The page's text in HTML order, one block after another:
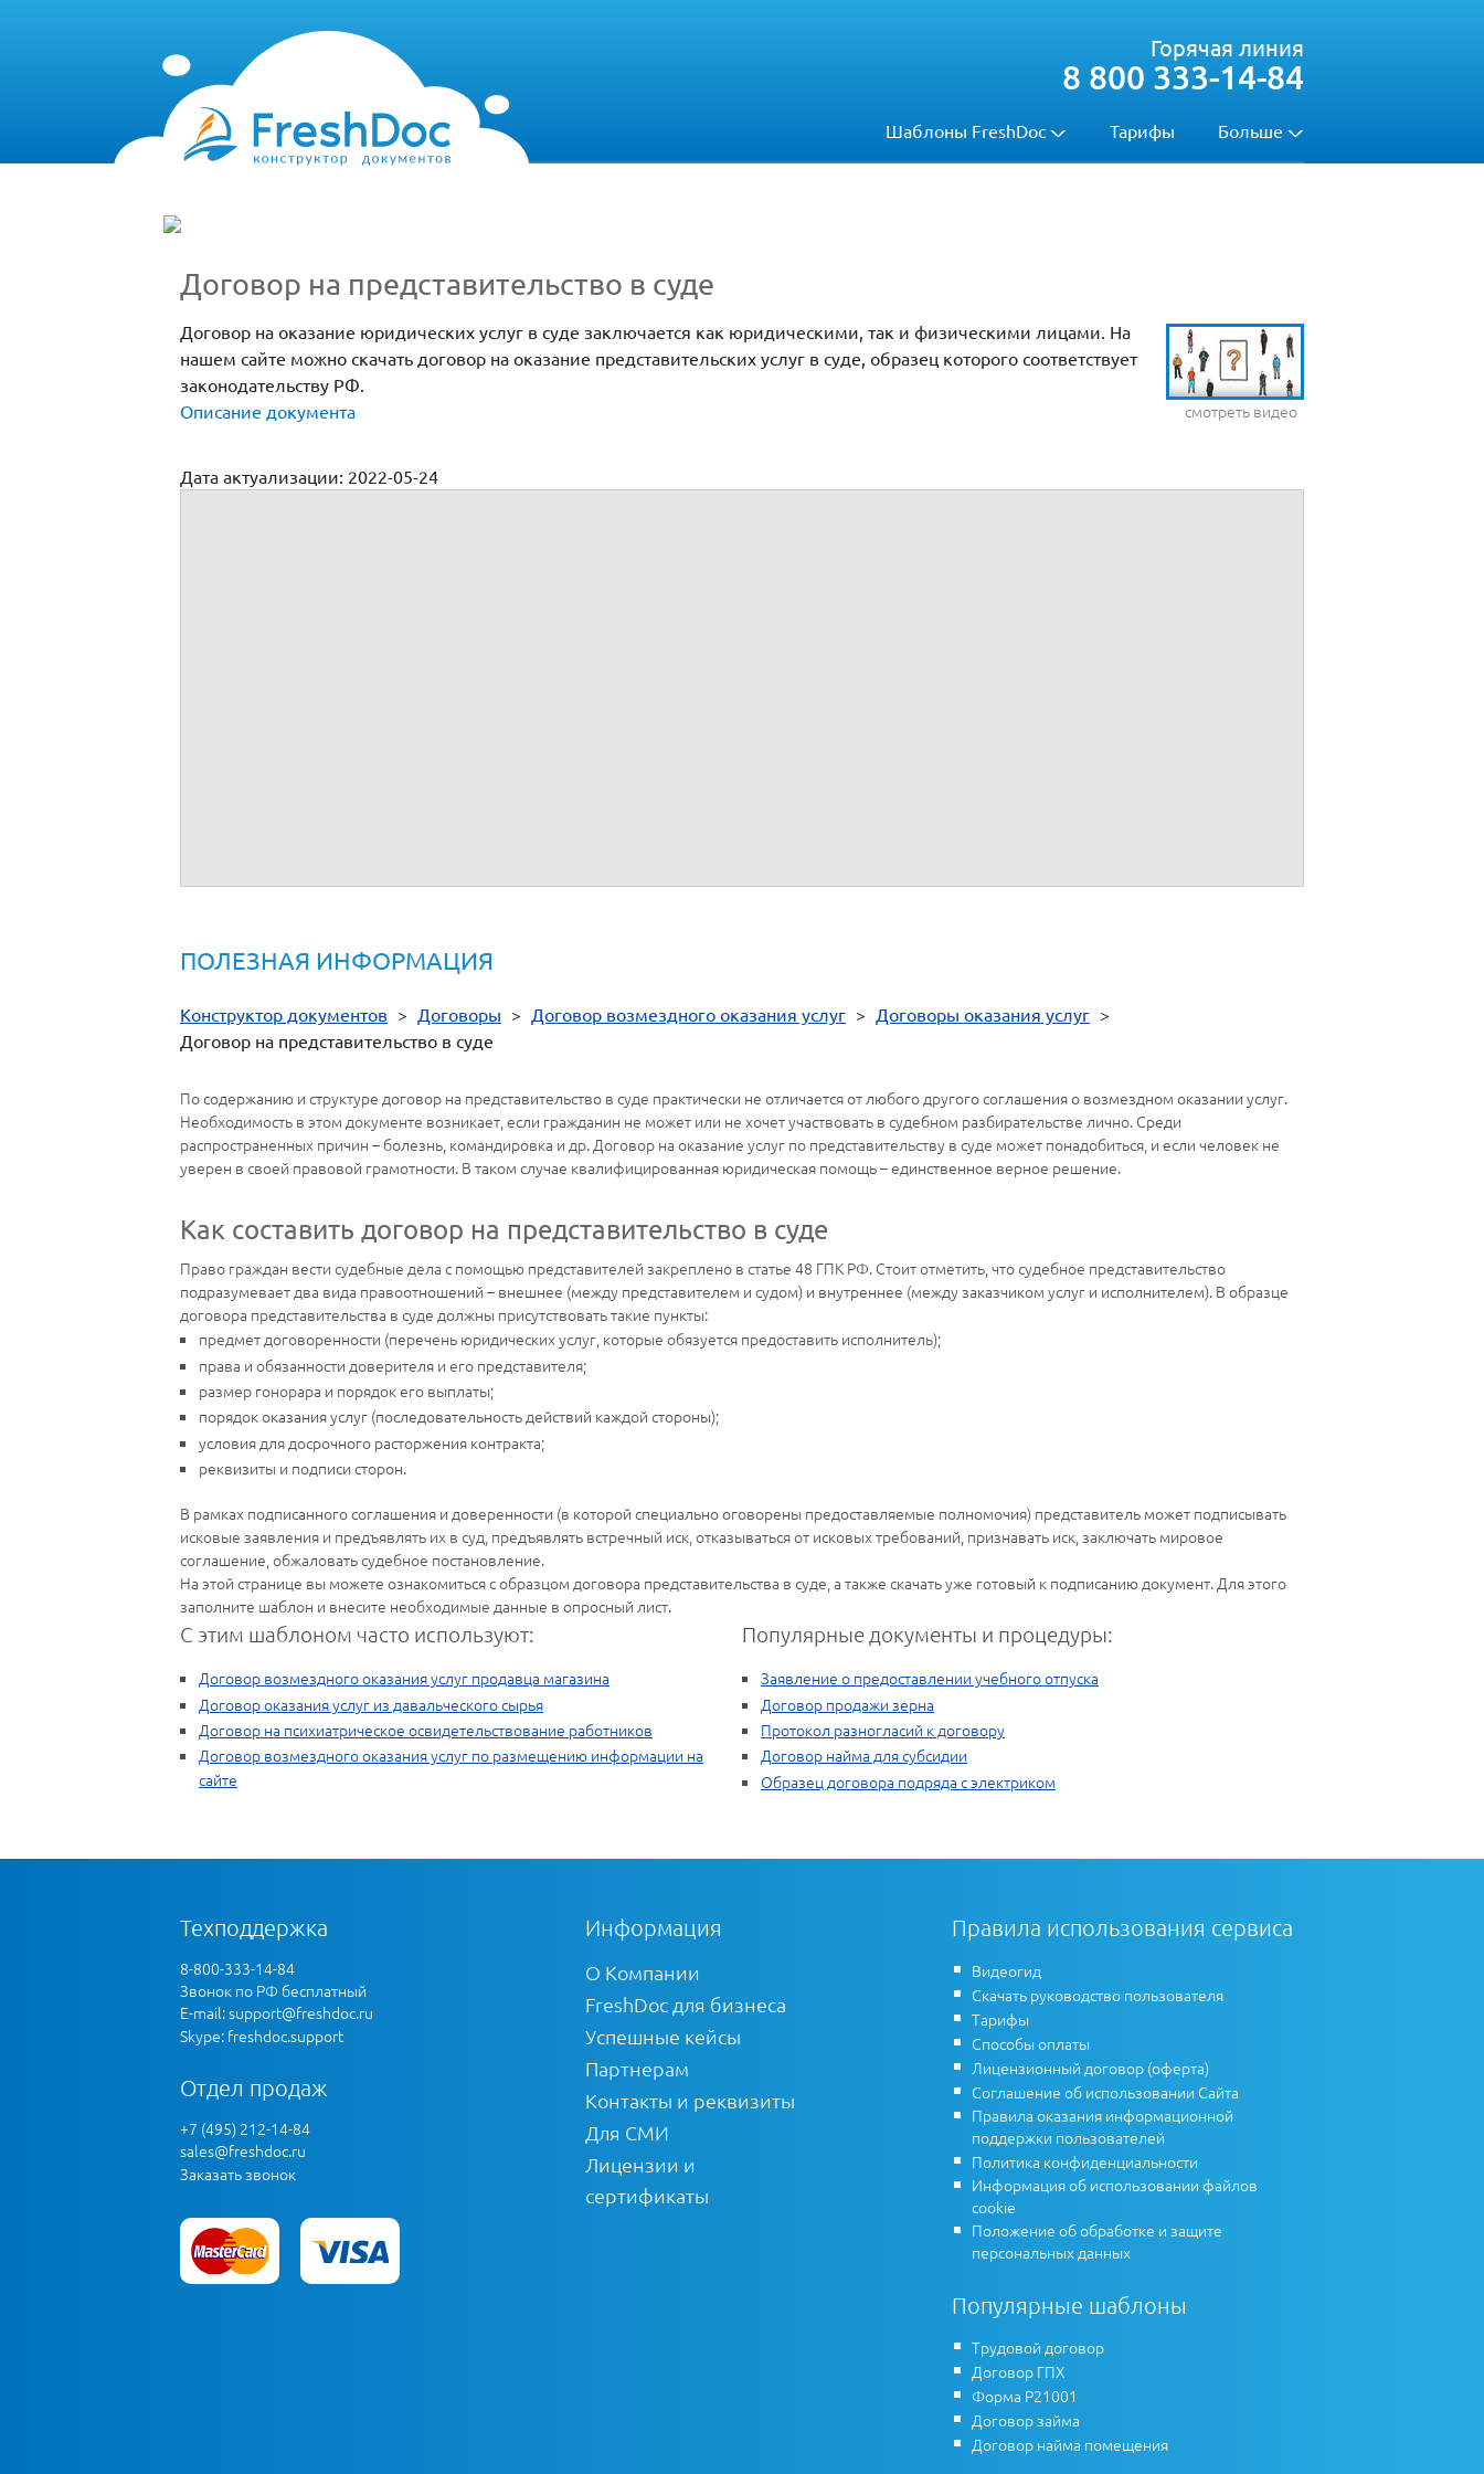
Шаблоны FreshDoc Тарифы Больше
Горячая линия
8 800 333-14-84
Договор на представительство в суде
смотреть видео
Договор на оказание юридических услуг в суде заключается как юридическими, так и физическими лицами. На
нашем сайте можно скачать договор на оказание представительских услуг в суде, образец которого соответствует
законодательству РФ.
Описание документа
Дата актуализации: 2022-05-24
ПОЛЕЗНАЯ ИНФОРМАЦИЯ
Конструктор документов > Договоры > Договор возмездного оказания услуг > Договоры оказания услуг >
Договор на представительство в суде
По содержанию и структуре договор на представительство в суде практически не отличается от любого другого соглашения о возмездном оказании услуг.
Необходимость в этом документе возникает, если гражданин не может или не хочет участвовать в судебном разбирательстве лично. Среди
распространенных причин – болезнь, командировка и др. Договор на оказание услуг по представительству в суде может понадобиться, и если человек не
уверен в своей правовой грамотности. В таком случае квалифицированная юридическая помощь – единственное верное решение.
Как составить договор на представительство в суде
Право граждан вести судебные дела с помощью представителей закреплено в статье 48 ГПК РФ. Стоит отметить, что судебное представительство
подразумевает два вида правоотношений – внешнее (между представителем и судом) и внутреннее (между заказчиком услуг и исполнителем). В образце
договора представительства в суде должны присутствовать такие пункты:
предмет договоренности (перечень юридических услуг, которые обязуется предоставить исполнитель);
права и обязанности доверителя и его представителя;
размер гонорара и порядок его выплаты;
порядок оказания услуг (последовательность действий каждой стороны);
условия для досрочного расторжения контракта;
реквизиты и подписи сторон.
В рамках подписанного соглашения и доверенности (в которой специально оговорены предоставляемые полномочия) представитель может подписывать
исковые заявления и предъявлять их в суд, предъявлять встречный иск, отказываться от исковых требований, признавать иск, заключать мировое
соглашение, обжаловать судебное постановление.
На этой странице вы можете ознакомиться с образцом договора представительства в суде, а также скачать уже готовый к подписанию документ. Для этого
заполните шаблон и внесите необходимые данные в опросный лист.
С этим шаблоном часто используют:
Договор возмездного оказания услуг продавца магазина
Договор оказания услуг из давальческого сырья
Договор на психиатрическое освидетельствование работников
Договор возмездного оказания услуг по размещению информации на
сайте
Популярные документы и процедуры:
Заявление о предоставлении учебного отпуска
Договор продажи зерна
Протокол разногласий к договору
Договор найма для субсидии
Образец договора подряда с электриком
Техподдержка
8-800-333-14-84
Звонок по РФ бесплатный
E-mail:support@freshdoc.ru
Skype: freshdoc.support
Отдел продаж
+7 (495) 212-14-84
sales@freshdoc.ru
Заказать звонок
Информация
О Компании
FreshDoc для бизнеса
Успешные кейсы
Партнерам
Контакты и реквизиты
Для СМИ
Лицензии и
сертификаты
Правила использования сервиса
Видеогид
Скачать руководство пользователя
Тарифы
Способы оплаты
Лицензионный договор (оферта)
Соглашение об использовании Сайта
Правила оказания информационной
поддержки пользователей
Политика конфиденциальности
Информация об использовании файлов
cookie
Положение об обработке и защите
персональных данных
Популярные шаблоны
Трудовой договор
Договор ГПХ
Форма Р21001
Договор займа
Договор найма помещения